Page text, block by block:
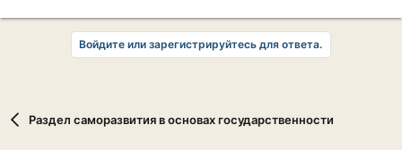
Войдите или зарегистрируйтесь для ответа.
Раздел саморазвития в основах государственности